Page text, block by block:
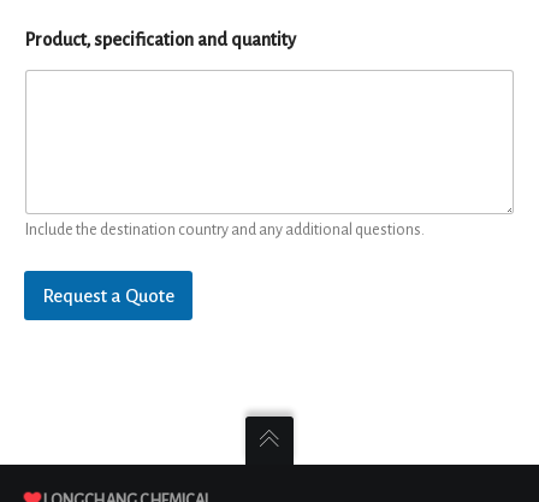
Product, specification and quantity
Include the destination country and any additional questions.
Request a Quote